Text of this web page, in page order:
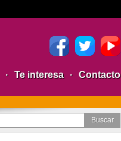
· Te interesa · Contacto